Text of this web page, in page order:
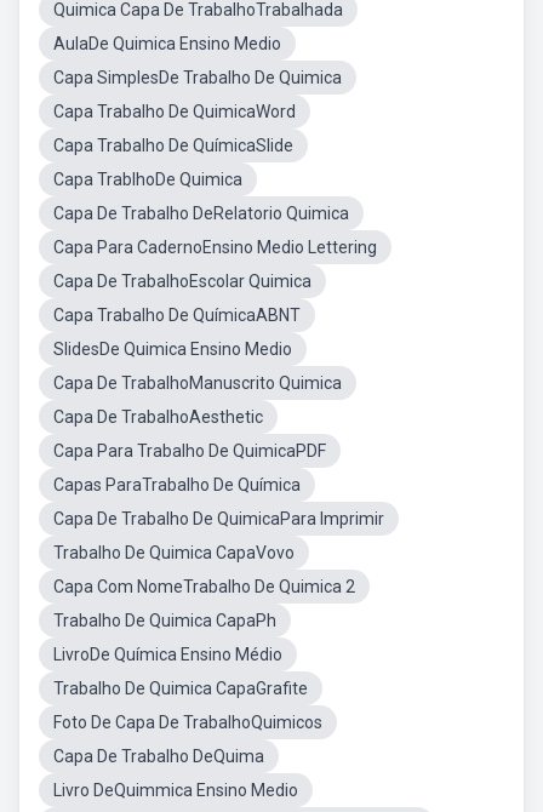
Quimica Capa De TrabalhoTrabalhada
AulaDe Quimica Ensino Medio
Capa SimplesDe Trabalho De Quimica
Capa Trabalho De QuimicaWord
Capa Trabalho De QuímicaSlide
Capa TrablhoDe Quimica
Capa De Trabalho DeRelatorio Quimica
Capa Para CadernoEnsino Medio Lettering
Capa De TrabalhoEscolar Quimica
Capa Trabalho De QuímicaABNT
SlidesDe Quimica Ensino Medio
Capa De TrabalhoManuscrito Quimica
Capa De TrabalhoAesthetic
Capa Para Trabalho De QuimicaPDF
Capas ParaTrabalho De Química
Capa De Trabalho De QuimicaPara Imprimir
Trabalho De Quimica CapaVovo
Capa Com NomeTrabalho De Quimica 2
Trabalho De Quimica CapaPh
LivroDe Química Ensino Médio
Trabalho De Quimica CapaGrafite
Foto De Capa De TrabalhoQuimicos
Capa De Trabalho DeQuima
Livro DeQuimmica Ensino Medio